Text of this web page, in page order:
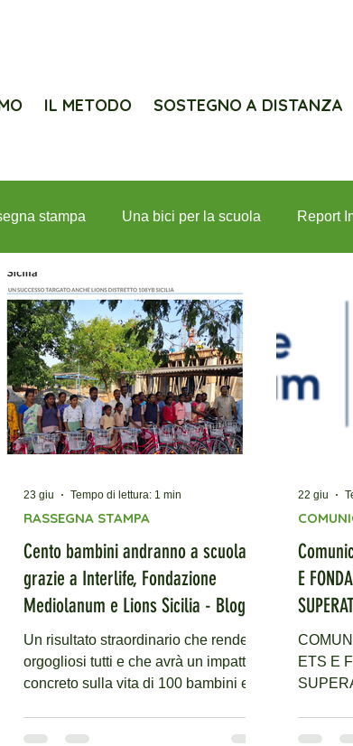
IL METODO SOSTEGNO A DISTANZA
stampa Una bici per la scuola Report
per Interlife Lions e Interlife
Cento bambini andranno a scuola
grazie a Interlife, Fondazione
Mediolanum e Lions Sicilia - Blog
Sicilia 22 06 2026
Un risultato straordinario che rende
orgogliosi tutti e che avrà un impatto
concreto sulla vita di 100 bambini e
RASSEGNA STAMPA
23 giu Tempo di lettura: 1 min
E
ETS E
22 giu